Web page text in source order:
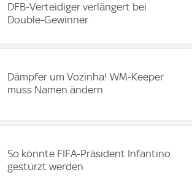
DFB-Verteidiger verlängert bei
Double-Gewinner
Dämpfer um Vozinha! WM-Keeper
muss Namen ändern
So könnte FIFA-Präsident Infantino
gestürzt werden